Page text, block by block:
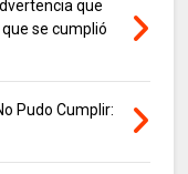
que
se cumplió
Pudo Cumplir: